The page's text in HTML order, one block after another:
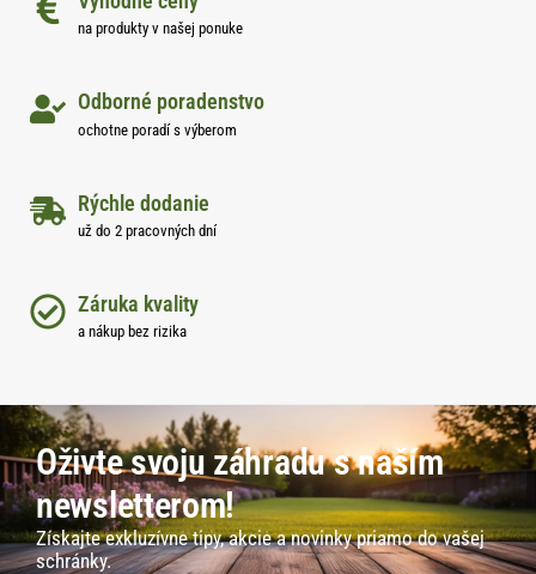
na produkty v našej ponuke
Odborné poradenstvo
ochotne poradí s výberom
Rýchle dodanie
už do 2 pracovných dní
Záruka kvality
a nákup bez rizika
Oživte svoju záhradu s naším
newsletterom!
Získajte exkluzívne tipy, akcie a novinky priamo do vašej
schránky.